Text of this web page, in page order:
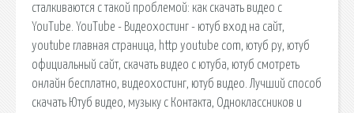
сталкиваются с такой проблемой: как скачать видео с
YouTube. YouTube - Видеохостинг - ютуб вход на сайт,
youtube главная страница, http youtube com, ютуб ру, ютуб
официальный сайт, скачать видео с ютуба, ютуб смотреть
онлайн бесплатно, видеохостинг, ютуб видео. Лучший способ
скачать Ютуб видео, музыку с Контакта, Одноклассников и